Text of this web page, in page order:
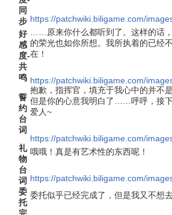
同
步 https://patchwiki.biligame.com/
好
感
度-
共
鸣
……原来你什么都听到了。这样的话
的荣光也如你所想。我所执着的已
在！
https://patchwiki.biligame.com/
誓
约
台
词
抱歉，指挥官，填充于我心中的并
但是你的心意我明白了……呼呼，接
爱人~
https://patchwiki.biligame.com/
礼
物
台
词
哦哦！真是有艺术性的东西呢！
https://patchwiki.biligame.com/
委
托
委托似乎已经完成了，但是我又不想